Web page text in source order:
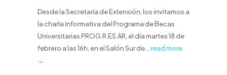
Desde la Secretaría de Extensión, los invitamos a
la charla informativa del Programa de Becas
Universitarias PROG.R.ES.AR, el día martes 18 de
febrero a las 16h, en el Salón Sur de... read more
→